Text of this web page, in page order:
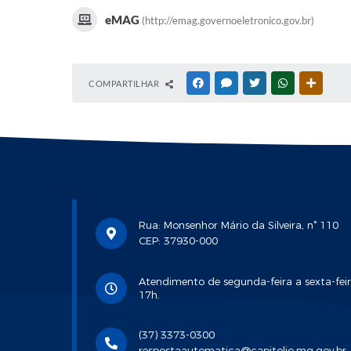
eMAG (http://emag.governoeletronico.gov.br)
COMPARTILHAR FACEBOOKMESSENGER
TWITTERWHATSAPP
Rua: Monsenhor Mário da Silveira, n° 110
CEP: 37930-000
Atendimento de segunda-feira a sexta-
17h.
(37) 3373-0300